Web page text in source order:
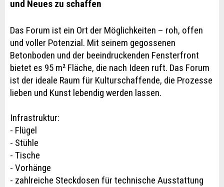
und Neues zu schaffen
Das Forum ist ein Ort der Möglichkeiten – roh, offen
und voller Potenzial. Mit seinem gegossenen
Betonboden und der beeindruckenden Fensterfront
bietet es 95 m² Fläche, die nach Ideen ruft. Das Forum
ist der ideale Raum für Kulturschaffende, die Prozesse
lieben und Kunst lebendig werden lassen.
Infrastruktur:
- Flügel
- Stühle
- Tische
- Vorhänge
- zahlreiche Steckdosen für technische Ausstattung